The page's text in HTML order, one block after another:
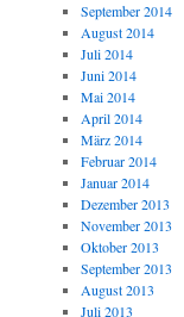
September 2014
August 2014
Juli 2014
Juni 2014
Mai 2014
April 2014
März 2014
Februar 2014
Januar 2014
Dezember 2013
November 2013
Oktober 2013
September 2013
August 2013
Juli 2013